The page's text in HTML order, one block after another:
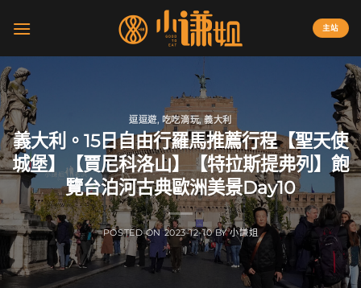
主站
逗逗遊, 吃吃滴玩,義大利
義大利。15日自由行羅馬推薦行程【聖天使
城堡】【賈尼科洛山】【特拉斯提弗列】飽
覽台泊河古典歐洲美景Day10
POSTED ON2023-12-10 BY小謙姐